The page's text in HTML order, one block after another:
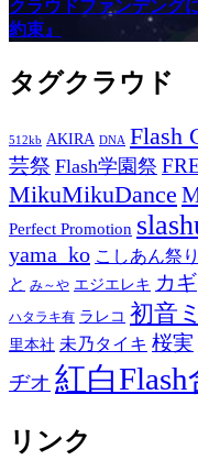
クラウドファンデング
約束』
タグクラウド
512kb AKIRA DNA Flash
芸祭 Flash学園祭
MikuMikuDance
Perfect Promotion
yama_ko こしあん祭り
と み～や エジエレキ カギ
ハタラキ有 ラレコ 初音
里本社 未乃タイキ 桜実
ヂオ 紅白Flash
リンク